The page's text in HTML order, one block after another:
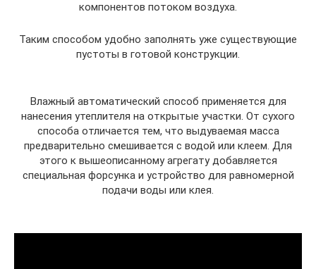
компонентов потоком воздуха.
Таким способом удобно заполнять уже существующие
пустоты в готовой конструкции.
Влажный автоматический способ применяется для
нанесения утеплителя на открытые участки. От сухого
способа отличается тем, что выдуваемая масса
предварительно смешивается с водой или клеем. Для
этого к вышеописанному агрегату добавляется
специальная форсунка и устройство для равномерной
подачи воды или клея.